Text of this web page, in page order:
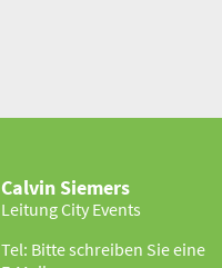
Calvin Siemers
Leitung City Events
Tel: Bitte schreiben Sie eine